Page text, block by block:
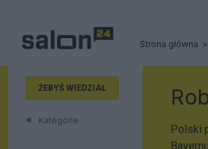
Strona główna
ŻEBYŚ WIEDZIAŁ
Kategorie
Polski